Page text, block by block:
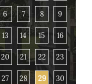
6 7 8 9
13 14 15 16
20 21 22 23
27 28 29 30